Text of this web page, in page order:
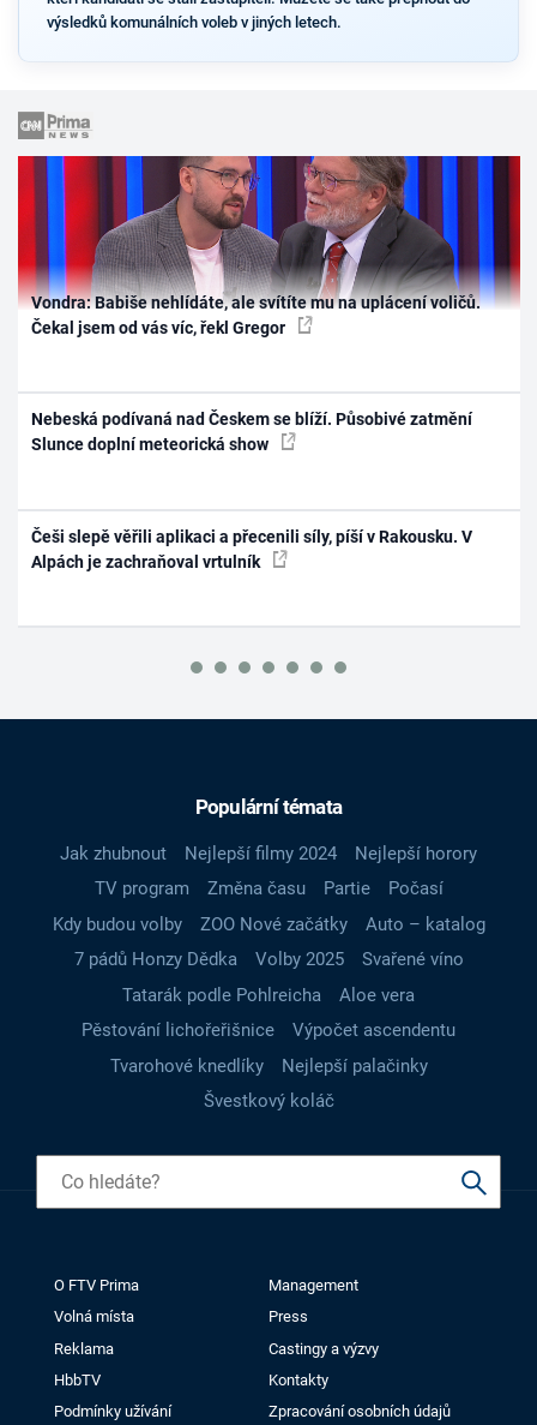
výsledků komunálních voleb v jiných letech.
Vondra: Babiše nehlídáte, ale svítíte mu na uplácení voličů.
Čekal jsem od vás víc, řekl Gregor
Nebeská podívaná nad Českem se blíží. Působivé zatmění
Slunce doplní meteorická show
Češi slepě věřili aplikaci a přecenili síly, píší v Rakousku. V
Alpách je zachraňoval vrtulník
Populární témata
Jak zhubnout Nejlepší filmy 2024
Nejlepší horory
TV program
Změna času Partie
Počasí
Kdy budou volby
ZOO Nové začátky
Auto – katalog
7 pádů Honzy Dědka
Volby 2025
Svařené víno
Tatarák podle Pohlreicha
Aloe vera
Pěstování lichořeřišnice
Výpočet ascendentu
Tvarohové knedlíky
Nejlepší palačinky
Švestkový koláč
O FTV Prima
Management
Volná místa
Press
Reklama
Castingy a výzvy
HbbTV
Kontakty
Podmínky užívání
Zpracování osobních údajů